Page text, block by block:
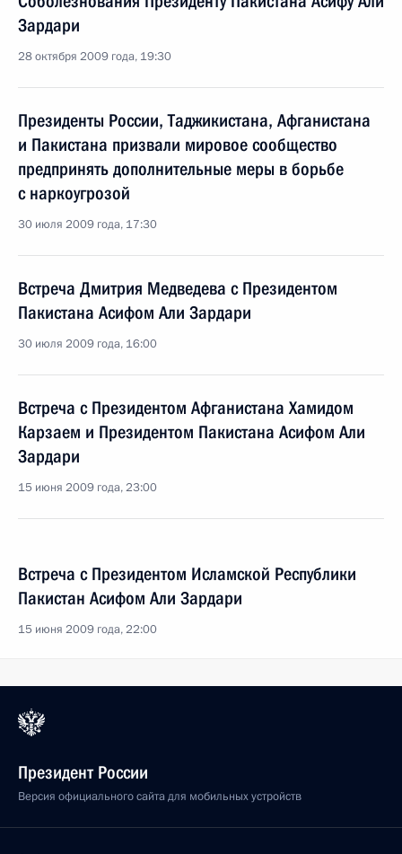
Зардари
28 октября 2009 года, 19:30
Президенты России, Таджикистана, Афганистана
и Пакистана призвали мировое сообщество
предпринять дополнительные меры в борьбе
с наркоугрозой
30 июля 2009 года, 17:30
Встреча Дмитрия Медведева с Президентом
Пакистана Асифом Али Зардари
30 июля 2009 года, 16:00
Встреча с Президентом Афганистана Хамидом
Карзаем и Президентом Пакистана Асифом Али
Зардари
15 июня 2009 года, 23:00
Встреча с Президентом Исламской Республики
Пакистан Асифом Али Зардари
15 июня 2009 года, 22:00
Президент России
Версия официального сайта для мобильных устройств